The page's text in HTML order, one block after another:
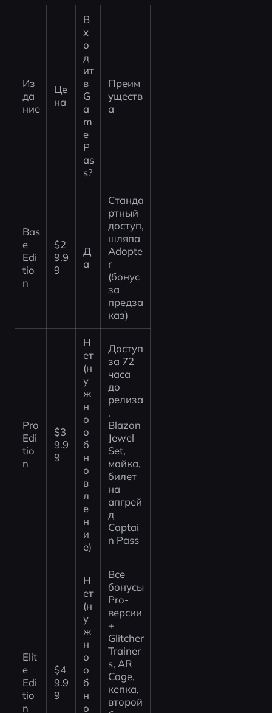
Из
да
ние
Це
на
В
х
о
д
ит
в
G
a
m
e
P
as
s?
Преим
уществ
а
Bas
e
Edi
tio
n
$2
9.9
9
Д
а
Станда
ртный
доступ,
шляпа
Adopte
r
(бонус
за
предза
каз)
Pro
Edi
tio
n
$3
9.9
9
Н
ет
(н
у
ж
н
о
о
б
н
о
в
л
е
н
и
е)
Доступ
за 72
часа
до
релиза
,
Blazon
Jewel
Set,
майка,
билет
на
апгрей
д
Captai
n Pass
Elit
e
Edi
tio
n
$4
9.9
9
Н
ет
(н
у
ж
н
о
о
б
н
о
Все
бонусы
Pro-
версии
+
Glitcher
Trainer
s, AR
Cage,
кепка,
второй